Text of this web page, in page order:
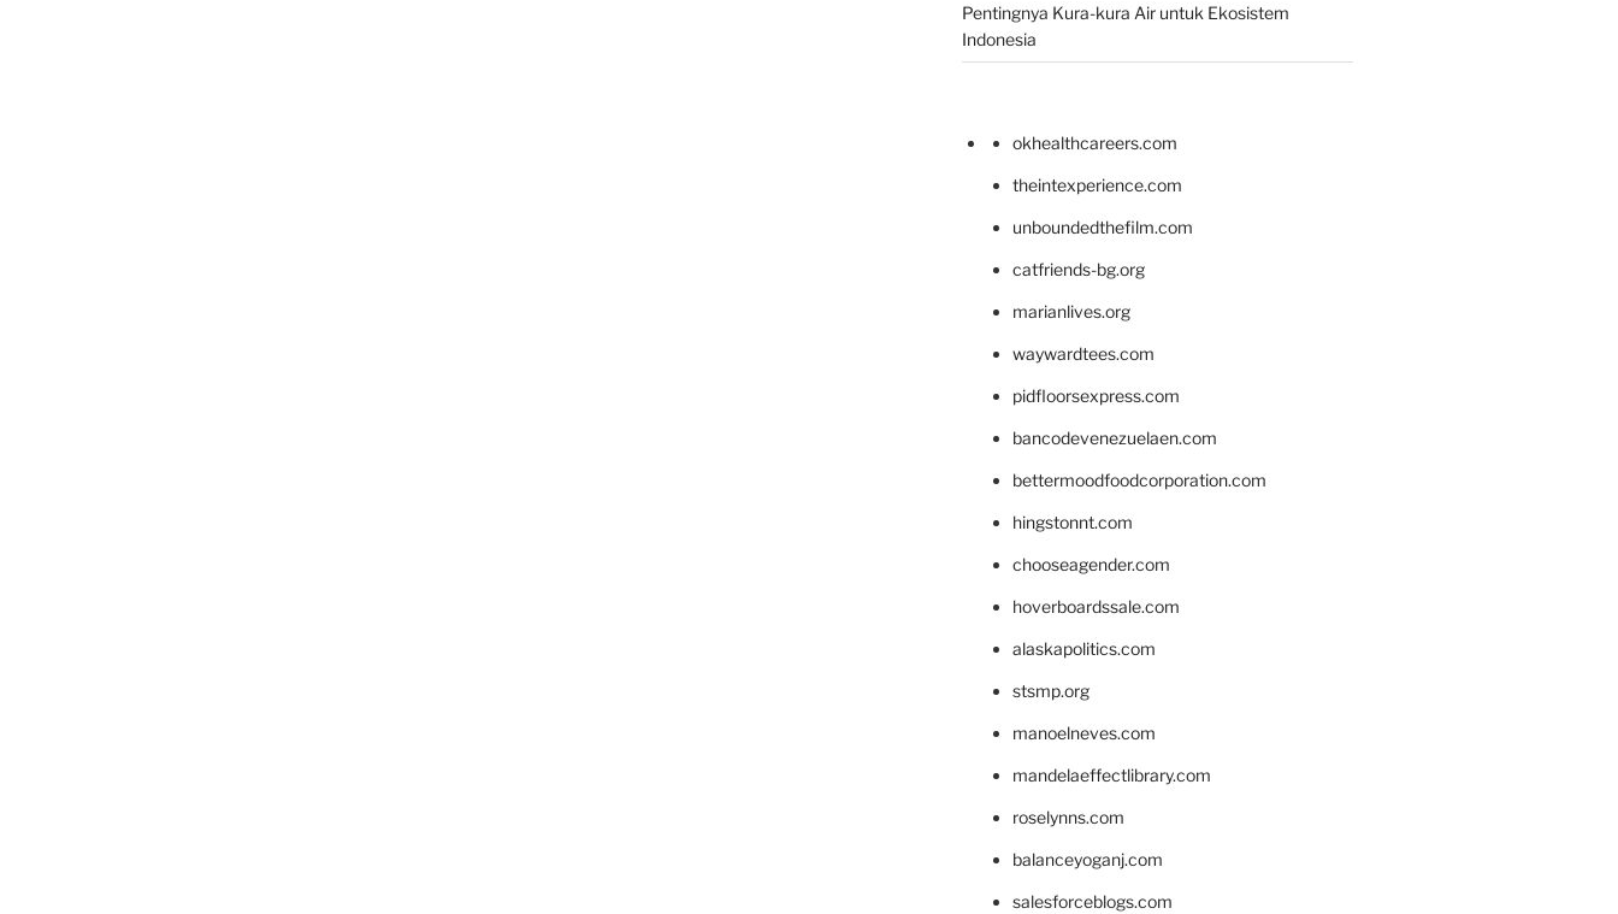
Pentingnya Kura-kura Air untuk Ekosistem
Indonesia
okhealthcareers.com
theintexperience.com
unboundedthefilm.com
catfriends-bg.org
marianlives.org
waywardtees.com
pidfloorsexpress.com
bancodevenezuelaen.com
bettermoodfoodcorporation.com
hingstonnt.com
chooseagender.com
hoverboardssale.com
alaskapolitics.com
stsmp.org
manoelneves.com
mandelaeffectlibrary.com
roselynns.com
balanceyoganj.com
salesforceblogs.com